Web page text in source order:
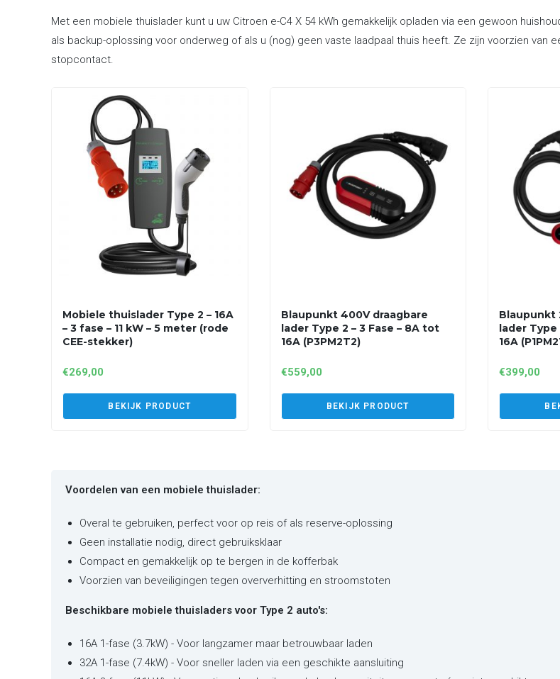
Met een mobiele thuislader kunt u uw Citroen e-C4 X 54 kWh gemakkelijk opladen via een gewoon
als backup-oplossing voor onderweg of als u (nog) geen vaste laadpaal thuis heeft. Ze zijn voorzien van
stopcontact.
Mobiele thuislader Type 2 – 16A
– 3 fase – 11 kW – 5 meter (rode
CEE-stekker)
€269,00
BEKIJK PRODUCT
Blaupunkt 400V draagbare
lader Type 2 – 3 Fase – 8A tot
16A (P3PM2T2)
€559,00
BEKIJK PRODUCT
Blaupunkt
lader Type
16A
€399,00
Voordelen van een mobiele thuislader:
Overal te gebruiken, perfect voor op reis of als reserve-oplossing
Geen installatie nodig, direct gebruiksklaar
Compact en gemakkelijk op te bergen in de kofferbak
Voorzien van beveiligingen tegen oververhitting en stroomstoten
Beschikbare mobiele thuisladers voor Type 2 auto's:
16A 1-fase (3.7kW) - Voor langzamer maar betrouwbaar laden
32A 1-fase (7.4kW) - Voor sneller laden via een geschikte aansluiting